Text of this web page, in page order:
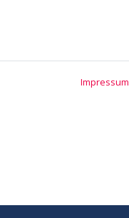
Impressum